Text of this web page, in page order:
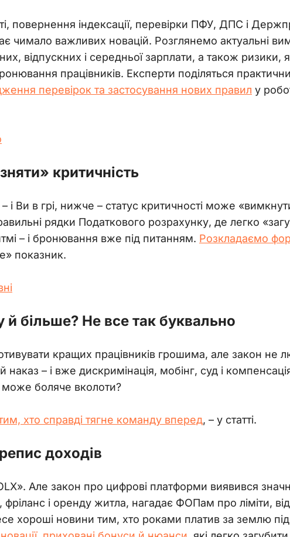
повернення індексації, перевірки ПФУ, ДПС і
чимало важливих новацій. Розглянемо актуальні
відпускних і середньої зарплати, а також
працівників. Експерти поділяться
перевірок та застосування нових правил у
критичність
– і Ви в грі, нижче – статус критичності може
рядки Податкового розрахунку, де легко
– і бронювання вже під питанням. Розкладаємо
показник.
й більше? Не все так буквально
кращих працівників грошима, але закон не
– і вже дискримінація, мобінг, суд і компенсація.
боляче вколоти?
хто справді тягне команду вперед, – у статті.
доходів
Але закон про цифрові платформи виявився
фріланс і оренду житла, нагадає ФОПам про ліміти,
хороші новини тим, хто роками платив за землю